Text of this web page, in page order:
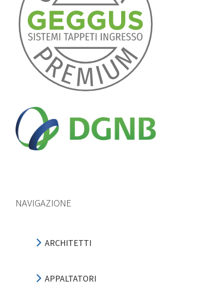
NAVIGAZIONE
ARCHITETTI
APPALTATORI